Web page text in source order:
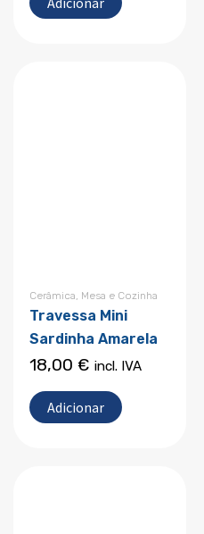
Cerâmica Mesa e Cozinha
Travessa Mini
Sardinha Amarela
18,00 € incl. IVA
Adicionar